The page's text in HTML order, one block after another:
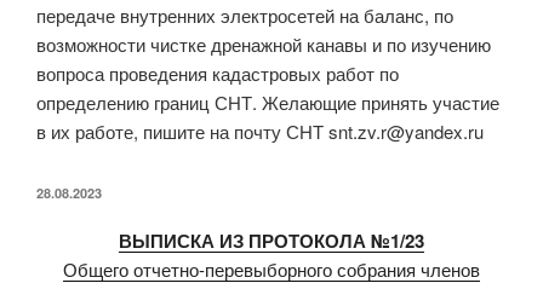
передаче внутренних электросетей на баланс, по
возможности чистке дренажной канавы и по изучению
вопроса проведения кадастровых работ по
определению границ СНТ. Желающие принять участие
в их работе, пишите на почту СНТ snt.zv.r@yandex.ru
ОПУБЛИКОВАНО
28.08.2023
ВЫПИСКА ИЗ ПРОТОКОЛА №1/23
Общего отчетно-перевыборного собрания членов